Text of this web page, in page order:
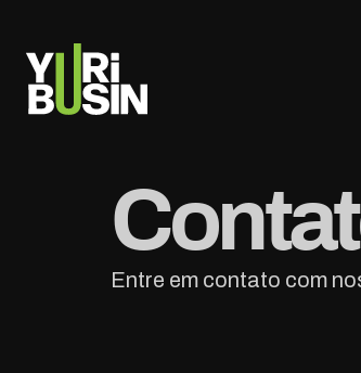
PULAR PARA O CONTEÚDO
Entre em contato com